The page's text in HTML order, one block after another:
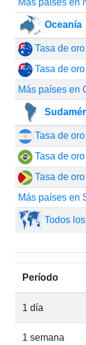
Más países en
Oceanía
Tasa de
Tasa de
Más países en
Tasa de
Tasa de
Tasa de
Más países en
Todos
Período
1 día
1 semana